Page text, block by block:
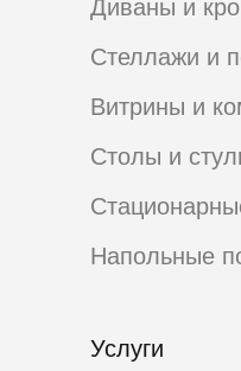
Услуги
Диваны и
Столы и
Витрины и
Стеллажи и
Напольные